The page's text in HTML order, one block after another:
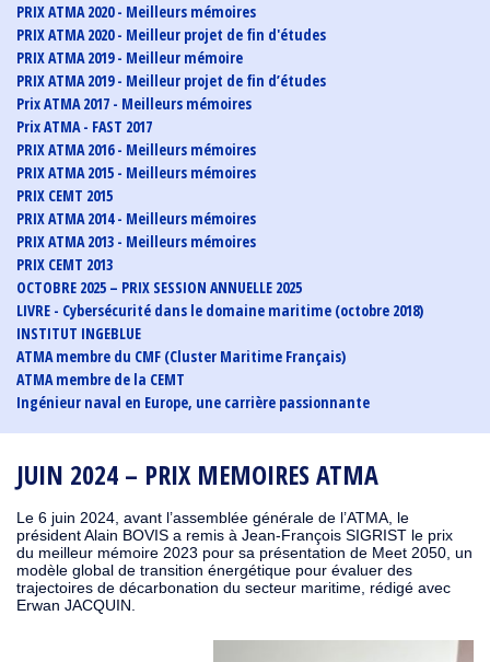
JUIN 2024 – PRIX MEMOIRES ATMA
Le 6 juin 2024, avant l’assemblée générale de l’ATMA, le
président Alain BOVIS a remis à Jean-François SIGRIST le prix
du meilleur mémoire 2023 pour sa présentation de Meet 2050, un
modèle global de transition énergétique pour évaluer des
trajectoires de décarbonation du secteur maritime, rédigé avec
Erwan JACQUIN.
PRIX ATMA 2020 - Meilleurs mémoires
PRIX ATMA 2020 - Meilleur projet de fin d'études
PRIX ATMA 2019 - Meilleur mémoire
PRIX ATMA 2019 - Meilleur projet de fin d’études
Prix ATMA 2017 - Meilleurs mémoires
Prix ATMA - FAST 2017
PRIX ATMA 2016 - Meilleurs mémoires
PRIX ATMA 2015 - Meilleurs mémoires
PRIX CEMT 2015
PRIX ATMA 2014 - Meilleurs mémoires
PRIX ATMA 2013 - Meilleurs mémoires
PRIX CEMT 2013
OCTOBRE 2025 – PRIX SESSION ANNUELLE 2025
LIVRE - Cybersécurité dans le domaine maritime (octobre 2018)
INSTITUT INGEBLUE
ATMA membre du CMF (Cluster Maritime Français)
ATMA membre de la CEMT
Ingénieur naval en Europe, une carrière passionnante